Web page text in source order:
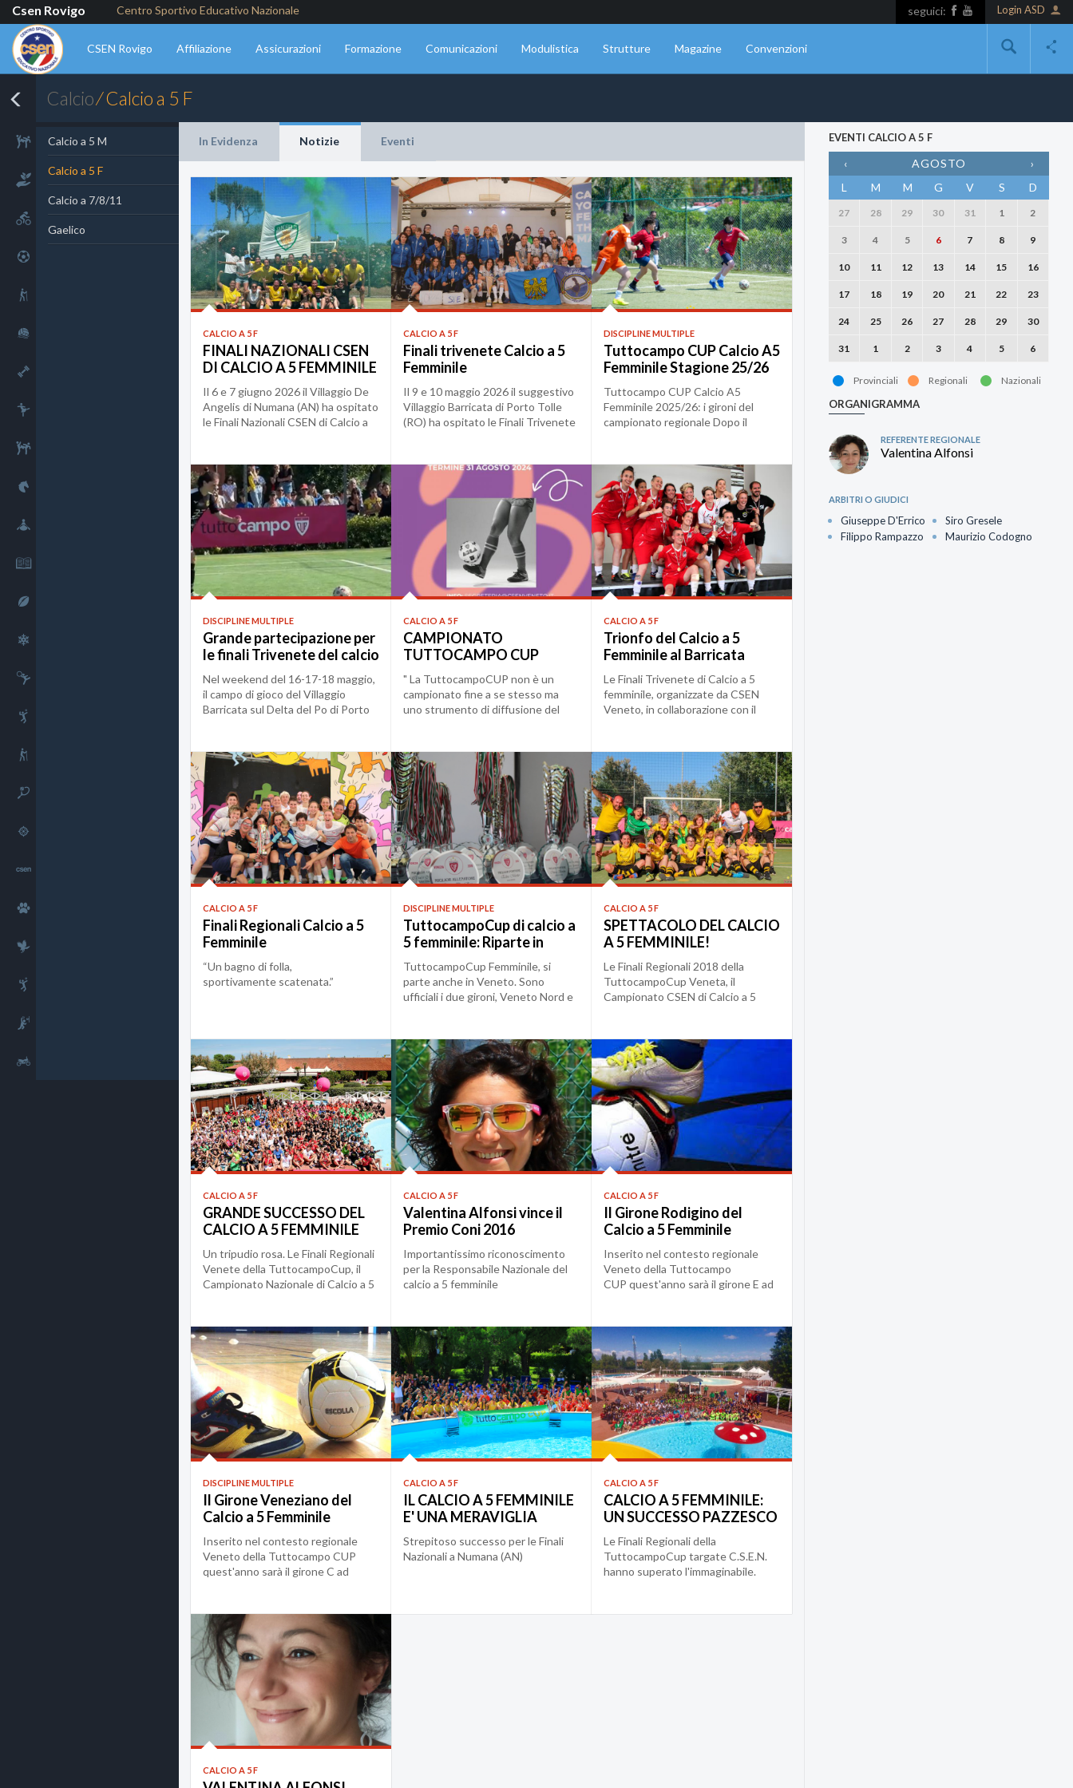
Csen Rovigo Centro Sportivo Educativo Nazionale Login ASD
seguici:
CSEN Rovigo Affiliazione Assicurazioni Formazione Comunicazioni Modulistica Strutture Magazine Convenzioni
Calcio⁄ Calcio a 5 F
Arti Marziali
Benessere
Ciclismo
Calcio a 5 M
Calcio a 5 F
Calcio a 7/8/11
Gaelico
In Evidenza Notizie Eventi
CALCIO A 5 F
FINALI NAZIONALI CSEN
DI CALCIO A 5 FEMMINILE
Il 6 e 7 giugno 2026 il Villaggio De
Angelis di Numana (AN) ha ospitato
le Finali Nazionali CSEN di Calcio a
CALCIO A 5 F
Finali trivenete Calcio a 5
Femminile
Il 9 e 10 maggio 2026 il suggestivo
Villaggio Barricata di Porto Tolle
(RO) ha ospitato le Finali Trivenete
DISCIPLINE MULTIPLE
Tuttocampo CUP Calcio A5
Femminile Stagione 25/26
Tuttocampo CUP Calcio A5
Femminile 2025/26: i gironi del
campionato regionale Dopo il
DISCIPLINE MULTIPLE
Grande partecipazione per
le finali Trivenete del calcio
a 5 femminile
Nel weekend del 16-17-18 maggio,
il campo di gioco del Villaggio
Barricata sul Delta del Po di Porto
CALCIO A 5 F
CAMPIONATO
TUTTOCAMPO CUP
2024/25
" La TuttocampoCUP non è un
campionato fine a se stesso ma
uno strumento di diffusione del
CALCIO A 5 F
Trionfo del Calcio a 5
Femminile al Barricata
Le Finali Trivenete di Calcio a 5
femminile, organizzate da CSEN
Veneto, in collaborazione con il
CALCIO A 5 F
Finali Regionali Calcio a 5
Femminile
“Un bagno di folla,
sportivamente scatenata.”
DISCIPLINE MULTIPLE
TuttocampoCup di calcio a
5 femminile: Riparte in
Veneto la stagione 22/23
TuttocampoCup Femminile, si
parte anche in Veneto. Sono
ufficiali i due gironi, Veneto Nord e
CALCIO A 5 F
SPETTACOLO DEL CALCIO
A 5 FEMMINILE!
Le Finali Regionali 2018 della
TuttocampoCup Veneta, il
Campionato CSEN di Calcio a 5
CALCIO A 5 F
GRANDE SUCCESSO DEL
CALCIO A 5 FEMMINILE
Un tripudio rosa. Le Finali Regionali
Venete della TuttocampoCup, il
Campionato Nazionale di Calcio a 5
CALCIO A 5 F
Valentina Alfonsi vince il
Premio Coni 2016
Importantissimo riconoscimento
per la Responsabile Nazionale del
calcio a 5 femminile
CALCIO A 5 F
Il Girone Rodigino del
Calcio a 5 Femminile
Inserito nel contesto regionale
Veneto della Tuttocampo
CUP quest'anno sarà il girone E ad
DISCIPLINE MULTIPLE
Il Girone Veneziano del
Calcio a 5 Femminile
Inserito nel contesto regionale
Veneto della Tuttocampo CUP
quest'anno sarà il girone C ad
CALCIO A 5 F
IL CALCIO A 5 FEMMINILE
E' UNA MERAVIGLIA
Strepitoso successo per le Finali
Nazionali a Numana (AN)
CALCIO A 5 F
CALCIO A 5 FEMMINILE:
UN SUCCESSO PAZZESCO
Le Finali Regionali della
TuttocampoCup targate C.S.E.N.
hanno superato l'immaginabile.
CALCIO A 5 F
EVENTI CALCIO A 5 F
‹ AGOSTO
›
L
M M G V S D
27 28 29 30 31 1 2
3 4 5 6 7 8 9
10 11 12 13 14 15 16
17 18 19 20 21 22 23
24 25 26 27 28 29 30
31 1 2 3 4 5 6
Provinciali Regionali Nazionali
ORGANIGRAMMA
REFERENTE REGIONALE
Valentina Alfonsi
ARBITRI O GIUDICI
Giuseppe D'Errico
Siro Gresele
Filippo Rampazzo
Maurizio Codogno